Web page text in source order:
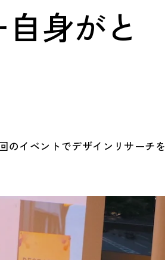
身がと
のイベントでデザインリサーチを